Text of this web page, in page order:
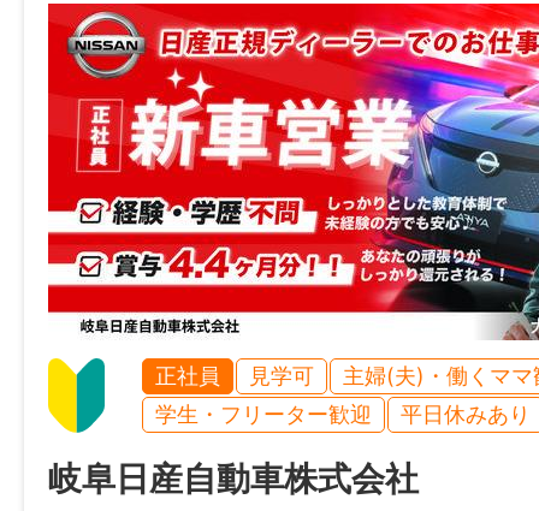
加入保険等
社会保険完備（雇用・健康・労災・厚生）
マイカー通勤
可
時間外
基本なし
特記事項
・受動喫煙防止対策：屋内禁煙
・試用期間：6ヶ月
正社員 見学可
主婦(夫)・働くママ
学生・フリーター歓迎
平日休みあり
岐阜日産自動車株式会社